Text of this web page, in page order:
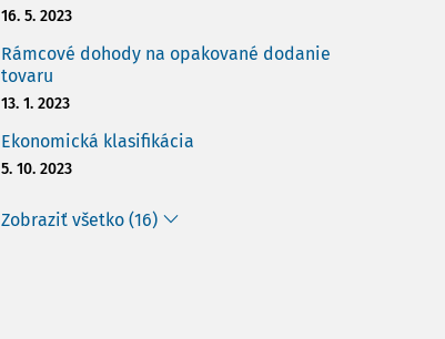
16. 5. 2023
Rámcové dohody na opakované dodanie
tovaru
13. 1. 2023
Ekonomická klasifikácia
5. 10. 2023
Zobraziť všetko (16)